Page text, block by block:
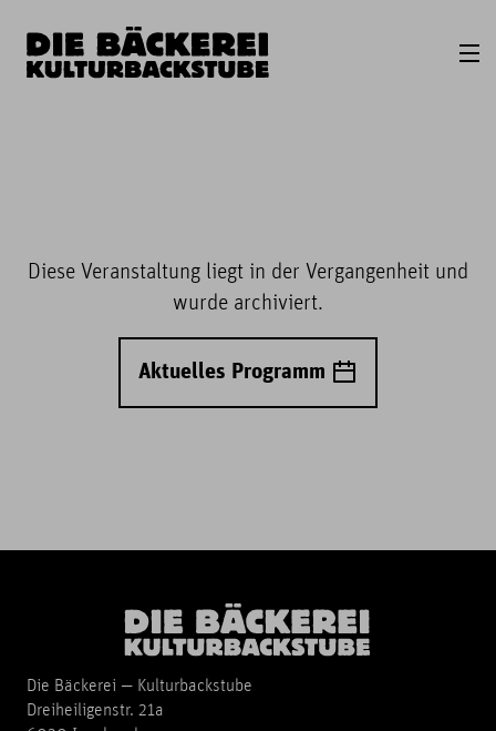
Diese Veranstaltung liegt in der Vergangenheit und
wurde archiviert.
Aktuelles Programm
Die Bäckerei — Kulturbackstube
Dreiheiligenstr. 21a